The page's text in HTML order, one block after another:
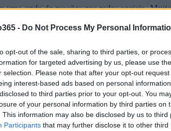
- Do Not Process My Personal
opt-out of the sale, sharing to third parties, or
for targeted advertising by us, please use
selection. Please note that after your opt-out
interest-based ads based on personal
to third parties prior to your opt-out. You
of your personal information by third parties on
This information may also be disclosed by us to third
Participants that may further disclose it to other third
onda de reações nas redes sociais.
seria, na verdade, uma pessoa disfarçada.